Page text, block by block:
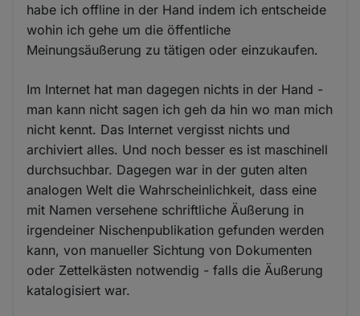
habe ich offline in der Hand indem ich entscheide
wohin ich gehe um die öffentliche
Meinungsäußerung zu tätigen oder einzukaufen.
Im Internet hat man dagegen nichts in der Hand -
man kann nicht sagen ich geh da hin wo man mich
nicht kennt. Das Internet vergisst nichts und
archiviert alles. Und noch besser es ist maschinell
durchsuchbar. Dagegen war in der guten alten
analogen Welt die Wahrscheinlichkeit, dass eine
mit Namen versehene schriftliche Äußerung in
irgendeiner Nischenpublikation gefunden werden
kann, von manueller Sichtung von Dokumenten
oder Zettelkästen notwendig - falls die Äußerung
katalogisiert war.